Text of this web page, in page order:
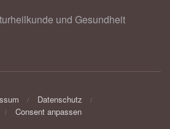
und Gesundheit
Datenschutz
Consent anpassen